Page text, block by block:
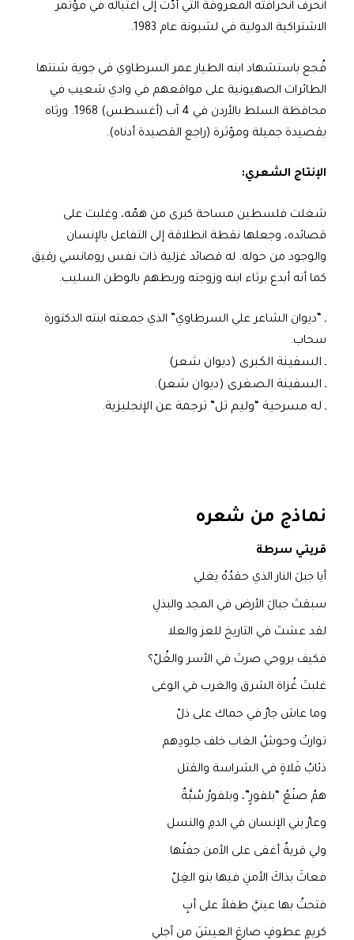
انحرف انحرافته المعروفة التي أدّت إلى اغتياله في مؤتمر
الاشتراكية الدولية في لشبونة عام 1983.
فُجع باستشهاد ابنه الطيار عمر السرطاوي في جوية شنتها
الطائرات الصهيونية على مواقعهم في وادي شعيب في
محافظة السلط بالأردن في 4 آب (أغسطس) 1968. ورثاه
بقصيدة جميلة ومؤثرة (راجع القصيدة أدناه).
الإنتاج الشعري:
شغلت فلسطين مساحة كبرى من همّه، وغلبت على
قصائده، وجعلها نقطة انطلاقة إلى التفاعل بالإنسان
والوجود من حوله. له قصائد غزلية ذات نفس رومانسي رقيق
كما أنه أبدع برثاء ابنه وزوجته وربطهم بالوطن السليب.
ـ “ديوان الشاعر علي السرطاوي” الذي جمعته ابنته الدكتورة
سحاب.
ـ السفينة الكبرى (ديوان شعر)
ـ السفينة الصغرى (ديوان شعر).
ـ له مسرحية “وليم تل” ترجمة عن الإنجليزية.
نماذج من شعره
قريتي سرطة
أيا جبلَ النار الذي حقدُهُ يغلي
سبقتَ جبالَ الأرض في المجد والبذلِ
لقد عشتَ في التاريخ للعز والعلا
فكيف بروحي صرتَ في الأسر والغُلّ؟
غلبتَ غُزاة الشرق والغرب في الوغى
وما عاش جارٌ في حماك على ذلّ
توارتْ وحوشُ الغاب خلف جلودِهم
ذئابُ فَلاةٍ في الشراسة والقتل
همُ صنْعُ “بلفورٍ”، وبلفورُ سُبَّةٌ
وعارُ بني الإنسان في الدمِ والنسل
ولي قريةٌ أغفى على الأمن جفنُها
فعاثَ بذاكَ الأمنِ فيها بنو الغِلّ
فتحتُ بها عينيَّ طفلاً على أبٍ
كريمٍ عطوفٍ صارعَ العيشَ من أجلي